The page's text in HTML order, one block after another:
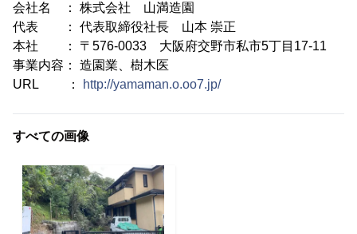
会社名 ： 株式会社 山満造園
代表 ： 代表取締役社長 山本 崇正
本社 ： 〒576-0033 大阪府交野市私市5丁目17-11
事業内容： 造園業、樹木医
URL ：
http://yamaman.o.oo7.jp/
すべての画像